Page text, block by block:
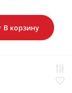
В корзину